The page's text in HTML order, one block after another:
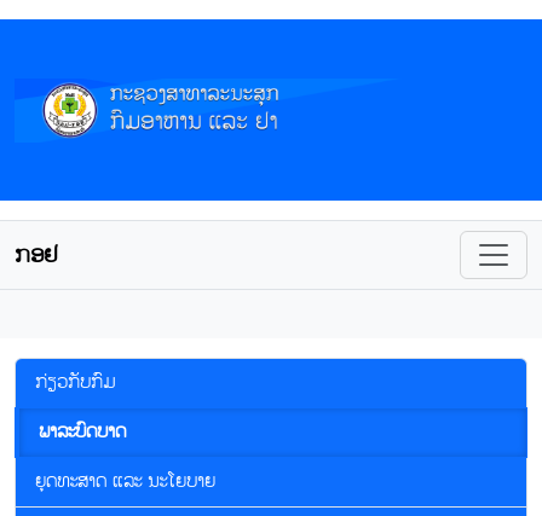
ກອຢ
ກ່ຽວກັບກົມ
ພາລະບົດບາດ
ຍຸດທະສາດ ແລະ ນະໂຍບາຍ